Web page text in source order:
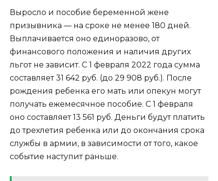
Выросло и пособие беременной жене
призывника — на сроке не менее 180 дней.
Выплачивается оно единоразово, от
финансового положения и наличия других
льгот не зависит. С 1 февраля 2022 года сумма
составляет 31 642 руб. (до 29 908 руб.). После
рождения ребенка его мать или опекун могут
получать ежемесячное пособие. С 1 февраля
оно составляет 13 561 руб. Деньги будут платить
до трехлетия ребенка или до окончания срока
службы в армии, в зависимости от того, какое
событие наступит раньше.